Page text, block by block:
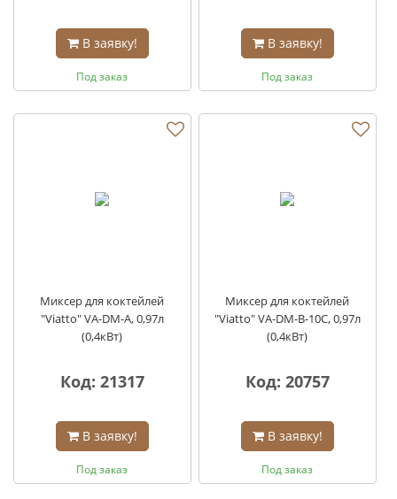
В заявку!
Под заказ
В заявку!
Под заказ
Миксер для коктейлей
"Viatto" VA-DM-A, 0,97л
(0,4кВт)
Код: 21317
В заявку!
Под заказ
Миксер для коктейлей
"Viatto" VA-DM-B-10C, 0,97л
(0,4кВт)
Код: 20757
В заявку!
Под заказ